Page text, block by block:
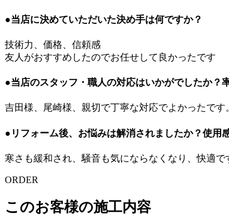
●当店に決めていただいた決め手は何ですか？
技術力、価格、信頼感
友人がおすすめしたのでお任せして良かったです
●当店のスタッフ・職人の対応はいかがでしたか？
吉田様、尾崎様、親切で丁寧な対応でよかったで
●リフォーム後、お悩みは解消されましたか？使用
寒さも緩和され、騒音も気にならなくなり、快適
ORDER
このお客様の施工内容